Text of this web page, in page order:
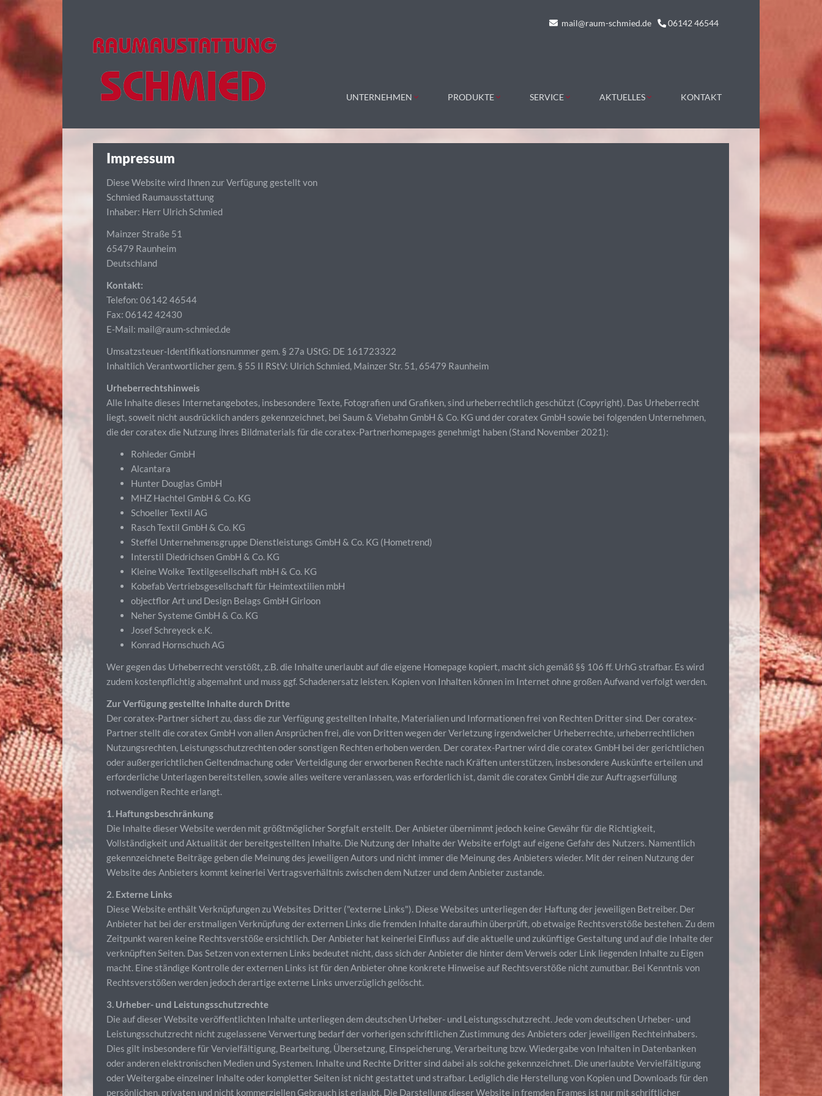
mail@raum-schmied.de 06142 46544
UNTERNEHMEN PRODUKTE SERVICE AKTUELLES KONTAKT
Impressum
Diese Website wird Ihnen zur Verfügung gestellt von
Schmied Raumausstattung
Inhaber: Herr Ulrich Schmied
Mainzer Straße 51
65479 Raunheim
Deutschland
Kontakt:
Telefon: 06142 46544
Fax: 06142 42430
E-Mail: mail@raum-schmied.de
Umsatzsteuer-Identifikationsnummer gem. § 27a UStG: DE 161723322
Inhaltlich Verantwortlicher gem. § 55 II RStV: Ulrich Schmied, Mainzer Str. 51, 65479 Raunheim
Urheberrechtshinweis
Alle Inhalte dieses Internetangebotes, insbesondere Texte, Fotografien und Grafiken, sind urheberrechtlich geschützt (Copyright). Das Urheberrecht
liegt, soweit nicht ausdrücklich anders gekennzeichnet, bei Saum & Viebahn GmbH & Co. KG und der coratex GmbH sowie bei folgenden Unternehmen,
die der coratex die Nutzung ihres Bildmaterials für die coratex-Partnerhomepages genehmigt haben (Stand November 2021):
Rohleder GmbH
Alcantara
Hunter Douglas GmbH
MHZ Hachtel GmbH & Co. KG
Schoeller Textil AG
Rasch Textil GmbH & Co. KG
Steffel Unternehmensgruppe Dienstleistungs GmbH & Co. KG (Hometrend)
Interstil Diedrichsen GmbH & Co. KG
Kleine Wolke Textilgesellschaft mbH & Co. KG
Kobefab Vertriebsgesellschaft für Heimtextilien mbH
objectflor Art und Design Belags GmbH Girloon
Neher Systeme GmbH & Co. KG
Josef Schreyeck e.K.
Konrad Hornschuch AG
Wer gegen das Urheberrecht verstößt, z.B. die Inhalte unerlaubt auf die eigene Homepage kopiert, macht sich gemäß §§ 106 ff. UrhG strafbar. Es wird
zudem kostenpflichtig abgemahnt und muss ggf. Schadenersatz leisten. Kopien von Inhalten können im Internet ohne großen Aufwand verfolgt werden.
Zur Verfügung gestellte Inhalte durch Dritte
Der coratex-Partner sichert zu, dass die zur Verfügung gestellten Inhalte, Materialien und Informationen frei von Rechten Dritter sind. Der coratex-
Partner stellt die coratex GmbH von allen Ansprüchen frei, die von Dritten wegen der Verletzung irgendwelcher Urheberrechte, urheberrechtlichen
Nutzungsrechten, Leistungsschutzrechten oder sonstigen Rechten erhoben werden. Der coratex-Partner wird die coratex GmbH bei der gerichtlichen
oder außergerichtlichen Geltendmachung oder Verteidigung der erworbenen Rechte nach Kräften unterstützen, insbesondere Auskünfte erteilen und
erforderliche Unterlagen bereitstellen, sowie alles weitere veranlassen, was erforderlich ist, damit die coratex GmbH die zur Auftragserfüllung
notwendigen Rechte erlangt.
1. Haftungsbeschränkung
Die Inhalte dieser Website werden mit größtmöglicher Sorgfalt erstellt. Der Anbieter übernimmt jedoch keine Gewähr für die Richtigkeit,
Vollständigkeit und Aktualität der bereitgestellten Inhalte. Die Nutzung der Inhalte der Website erfolgt auf eigene Gefahr des Nutzers. Namentlich
gekennzeichnete Beiträge geben die Meinung des jeweiligen Autors und nicht immer die Meinung des Anbieters wieder. Mit der reinen Nutzung der
Website des Anbieters kommt keinerlei Vertragsverhältnis zwischen dem Nutzer und dem Anbieter zustande.
2. Externe Links
Diese Website enthält Verknüpfungen zu Websites Dritter ("externe Links"). Diese Websites unterliegen der Haftung der jeweiligen Betreiber. Der
Anbieter hat bei der erstmaligen Verknüpfung der externen Links die fremden Inhalte daraufhin überprüft, ob etwaige Rechtsverstöße bestehen. Zu dem
Zeitpunkt waren keine Rechtsverstöße ersichtlich. Der Anbieter hat keinerlei Einfluss auf die aktuelle und zukünftige Gestaltung und auf die Inhalte der
verknüpften Seiten. Das Setzen von externen Links bedeutet nicht, dass sich der Anbieter die hinter dem Verweis oder Link liegenden Inhalte zu Eigen
macht. Eine ständige Kontrolle der externen Links ist für den Anbieter ohne konkrete Hinweise auf Rechtsverstöße nicht zumutbar. Bei Kenntnis von
Rechtsverstößen werden jedoch derartige externe Links unverzüglich gelöscht.
3. Urheber- und Leistungsschutzrechte
Die auf dieser Website veröffentlichten Inhalte unterliegen dem deutschen Urheber- und Leistungsschutzrecht. Jede vom deutschen Urheber- und
Leistungsschutzrecht nicht zugelassene Verwertung bedarf der vorherigen schriftlichen Zustimmung des Anbieters oder jeweiligen Rechteinhabers.
Dies gilt insbesondere für Vervielfältigung, Bearbeitung, Übersetzung, Einspeicherung, Verarbeitung bzw. Wiedergabe von Inhalten in Datenbanken
oder anderen elektronischen Medien und Systemen. Inhalte und Rechte Dritter sind dabei als solche gekennzeichnet. Die unerlaubte Vervielfältigung
oder Weitergabe einzelner Inhalte oder kompletter Seiten ist nicht gestattet und strafbar. Lediglich die Herstellung von Kopien und Downloads für den
persönlichen, privaten und nicht kommerziellen Gebrauch ist erlaubt. Die Darstellung dieser Website in fremden Frames ist nur mit schriftlicher